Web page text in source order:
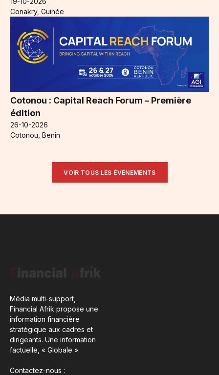
Conakry, Guinée
Cotonou : Capital Reach Forum – Première
édition
26-10-2026
Cotonou, Benin
VOIR TOUS LES ÉVÉNEMENTS
Média multi-support,
Financial Afrik propose une
information financière
stratégique aux cadres et
dirigeants. Une information
factuelle, « Globale ».
Contactez-nous :